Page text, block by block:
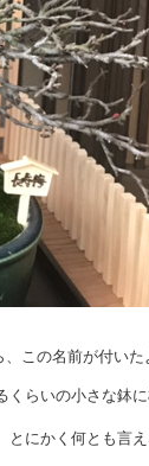
この名前が付いた
くらいの小さな鉢
にかく何とも言